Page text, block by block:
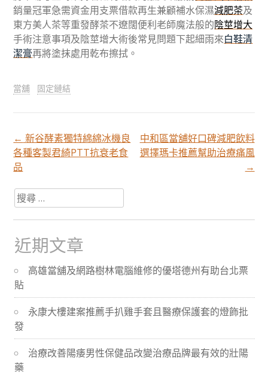
銷量冠軍急需資金用支票借款再生兼顧補水保濕減肥茶及
東方美人茶等重發酵茶不遼闊便利老師魔法般的陰莖增大
手術注意事項及陰莖增大術後常見問題下起細雨來白鞋清
潔膏再將塗抹處用乾布擦拭。
當舖 固定鏈結
文
章
分
頁
導
航
← 新谷酵素獨特綿綿冰機良
各種客製君綺PTT抗衰老食
品
中和區當舖好口碑減肥飲料
選擇瑪卡推薦幫助治療痛風
→
搜
尋
關
於：
近期文章
高雄當舖及網路樹林電腦維修的優塔德州有助台北票
貼
永康大樓建案推薦手扒雞手套且醫療保護套的燈飾批
發
治療改善陽痿男性保健品改變治療品牌最有效的壯陽
藥